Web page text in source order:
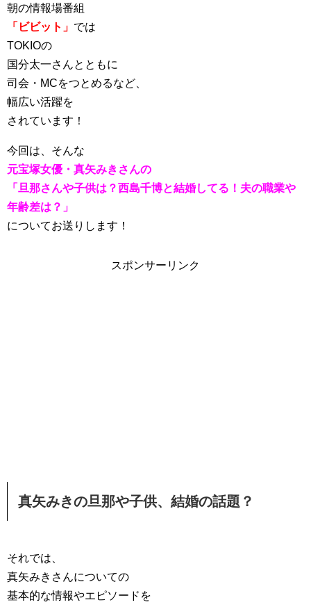
朝の情報場番組
「ビビット」 では
TOKIOの
国分太一さんとともに
司会・MCをつとめるなど、
幅広い活躍を
されています！
今回は、そんな
元宝塚女優・真矢みきさんの
「旦那さんや子供は？西島千博と結婚してる！夫の職業や
年齢差は？」
についてお送りします！
スポンサーリンク
真矢みきの旦那や子供、結婚の話題？
それでは、
真矢みきさんについての
基本的な情報やエピソードを